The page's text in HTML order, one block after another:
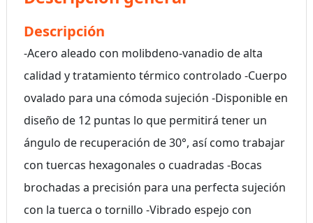
Descripción
-Acero aleado con molibdeno-vanadio de alta
calidad y tratamiento térmico controlado -Cuerpo
ovalado para una cómoda sujeción -Disponible en
diseño de 12 puntas lo que permitirá tener un
ángulo de recuperación de 30°, así como trabajar
con tuercas hexagonales o cuadradas -Bocas
brochadas a precisión para una perfecta sujeción
con la tuerca o tornillo -Vibrado espejo con